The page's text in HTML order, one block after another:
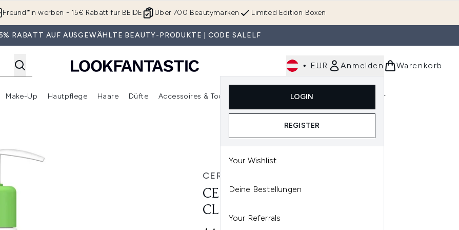
Zum Hauptinhalt springen
Limited Edition Boxen
Über 700 Beautymarken
Freund*in werben - 15€ Rabatt für BEIDE
RABATT AUF AUSGEWÄHLTE BEAUTY-PRODUKTE | CODE SALELF
• EUR Anmelden
LOGIN
REGISTER
Your Wishlist
Deine Bestellungen
Your Referrals
Warenkorb
Anmelden (Geschenke)Untermenü Anmelden (Marken) Untermenü Anmelden (Beauty Box)
Make-Up
Untermenü Anmelden (Make-Up)
Hautpflege
Untermenü Anmelden (Hautpflege)
Haare
Untermenü Anmelden (Haare)
Düfte Accessoires & Tools
Untermenü Anmelden (Accessoires & Tools)
Im Trend & Neu Männer
CERAVE
CERAVE HYDRATING
CLEANSER 473 ML